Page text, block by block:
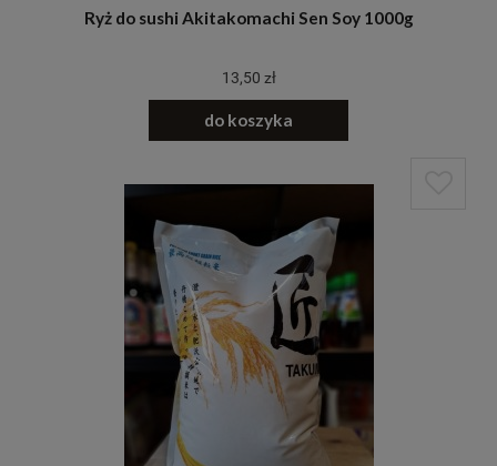
Ryż do sushi Akitakomachi Sen Soy 1000g
13,50 zł
do koszyka